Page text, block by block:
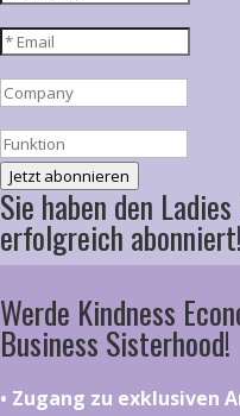
Jetzt abonnieren
Sie haben den
erfolgreich abonniert!
Werde Kindness
Business Sisterhood!
•⁠ ⁠⁠Zugang zu exklusiven